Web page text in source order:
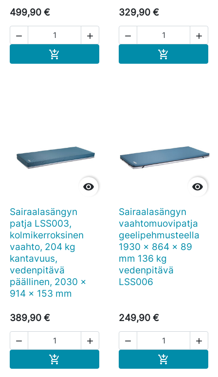
499,90 €
 

329,90 €
 


Sairaalasängyn
patja LSS003,
kolmikerroksinen
vaahto, 204 kg
kantavuus,
vedenpitävä
päällinen, 2030 x
914 x 153 mm
389,90 €
 


Sairaalasängyn
vaahtomuovipatja
geelipehmusteella
1930 x 864 x 89
mm 136 kg
vedenpitävä
LSS006
249,90 €
 
